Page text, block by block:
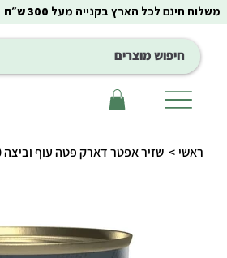
משלוח חינם לכל הארץ בקנייה מעל 300 ש״ח
ראשי > שזיר אפטר דארק פטה עוף וביצה 80 גרם